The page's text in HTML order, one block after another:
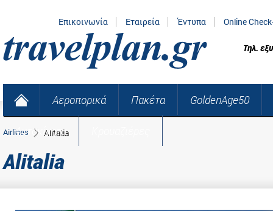
Επικοινωνία Εταιρεία Έντυπα Online
Τηλ.
Αεροπορικά Πακέτα GoldenAge50
Αυτοκίνητα
Airlines Alitalia
Alitalia